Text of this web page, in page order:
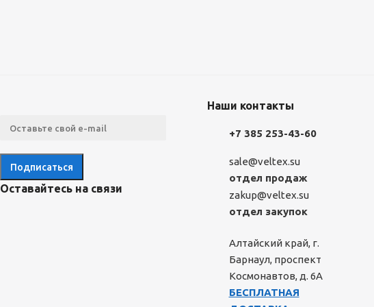
Оставайтесь на связи
Наши контакты
+7 385 253-43-60
sale@veltex.su
отдел продаж
zakup@veltex.su
отдел закупок
Алтайский край, г.
Барнаул, проспект
Космонавтов, д. 6А
БЕСПЛАТНАЯ